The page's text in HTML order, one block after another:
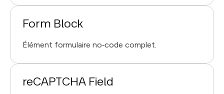
Form Block
Élément formulaire no‑code complet.
reCAPTCHA Field